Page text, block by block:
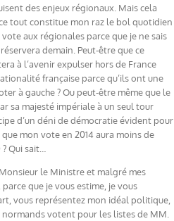
des enjeux régionaux. Mais cela
tout constitue mon raz le bol quotidien
aux régionales parce que je ne sais
demain. Peut-être que ce
à l’avenir expulser hors de France
française parce qu’ils ont une
à gauche ? Ou peut-être même que le
sa majesté impériale à un seul tour
d’un déni de démocratie évident pour
mon vote en 2014 aura moins de
Qui sait…
le Ministre et malgré mes
que je vous estime, je vous
vous représentez mon idéal politique,
normands votent pour les listes de MM.